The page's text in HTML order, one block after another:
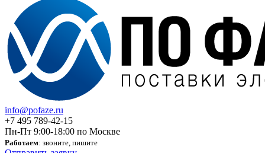
info@pofaze.ru
+7 495 789-42-15
Пн-Пт 9:00-18:00 по Москве
Работаем: звоните, пишите